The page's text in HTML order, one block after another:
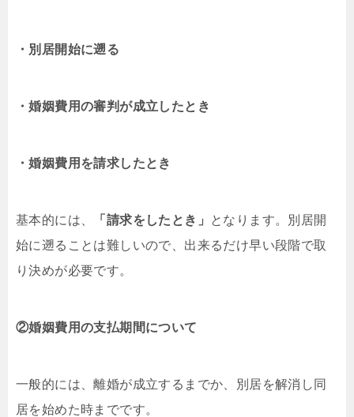
・別居開始に遡る
・婚姻費用の審判が成立したとき
・婚姻費用を請求したとき
基本的には、 「請求をしたとき」
となります。別居開
始に遡ることは難しいので、出来るだけ早い段階で取
り決めが必要です。
②婚姻費用の支払期間について
一般的には、離婚が成立するまでか、別居を解消し同
居を始めた時までです。